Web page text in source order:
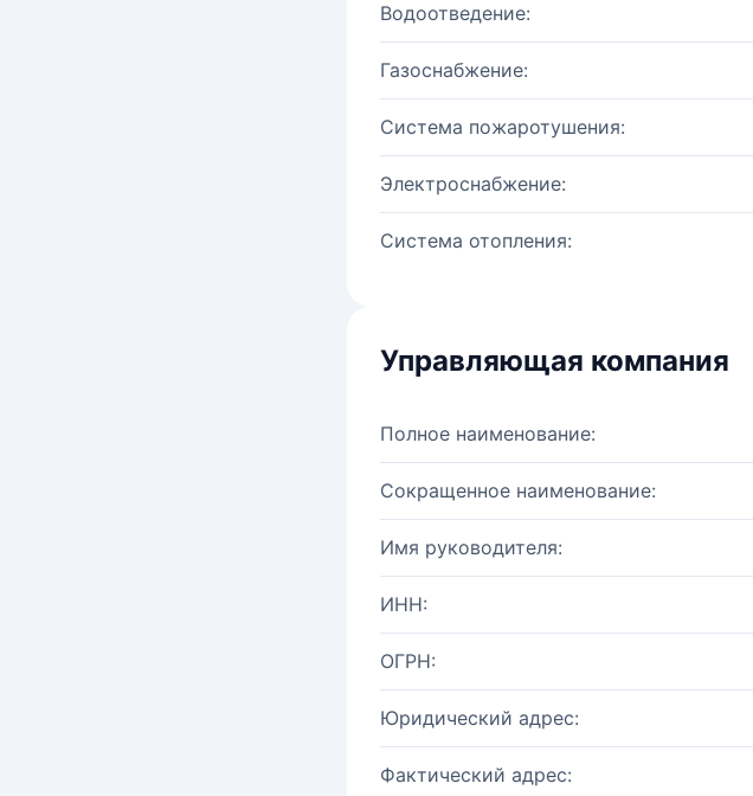
Водоотведение:
Газоснабжение:
Система пожаротушения:
Электроснабжение:
Система отопления:
Управляющая компания
Полное наименование:
Сокращенное наименование:
Имя руководителя:
ИНН:
ОГРН:
Юридический адрес:
Фактический адрес: